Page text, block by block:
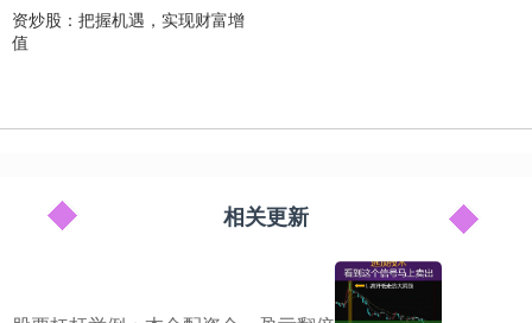
资炒股：把握机遇，实现财富增
值
相关更新